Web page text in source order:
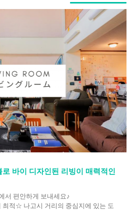
바이 디자인된 리빙이 매력적인
서 편안하게 보내세요♪
최적☆ 나고시 거리의 중심지에 있는 도